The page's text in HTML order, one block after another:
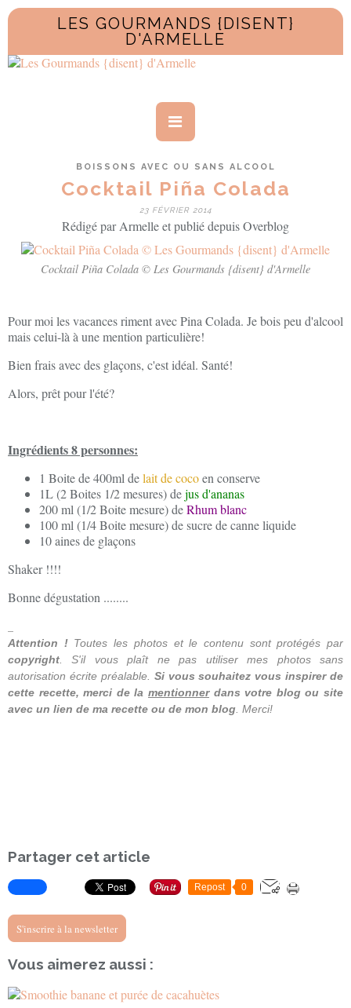
LES GOURMANDS {DISENT}
D'ARMELLE
BOISSONS AVEC OU SANS ALCOOL
Cocktail Piña Colada
23 FÉVRIER 2014
Rédigé par Armelle et publié depuis Overblog
Cocktail Piña Colada © Les Gourmands {disent} d'Armelle
Pour moi les vacances riment avec Pina Colada. Je bois peu d'alcool
mais celui-là à une mention particulière!
Bien frais avec des glaçons, c'est idéal. Santé!
Alors, prêt pour l'été?
Ingrédients 8 personnes:
1 Boite de 400ml delait de cocoen conserve
1L (2 Boites 1/2 mesures) dejus d'ananas
200 ml (1/2 Boite mesure) deRhum blanc
100 ml (1/4 Boite mesure) de sucre de canne liquide
10 aines de glaçons
Shaker !!!!
Bonne dégustation ........
Attention ! Toutes les photos et le contenu sont protégés par
copyright . S'il vous plaît ne pas utiliser mes photos
sans
autorisation écrite préalable. Si vous souhaitez vous inspirer de
cette recette, merci de lamentionnerdans votre blog ou site
avec un lien de ma recette ou de mon blog . Merci!
Partager cet article
Repost 0
S'inscrire à la newsletter
Vous aimerez aussi :